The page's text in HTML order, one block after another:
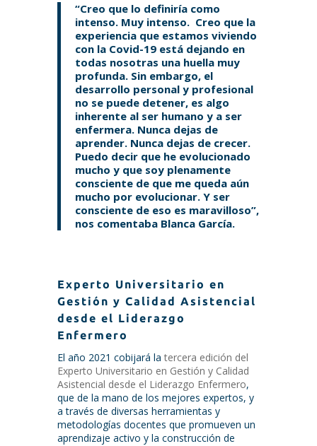
“Creo que lo definiría como
intenso. Muy intenso. Creo que la
experiencia que estamos viviendo
con la Covid-19 está dejando en
todas nosotras una huella muy
profunda. Sin embargo, el
desarrollo personal y profesional
no se puede detener, es algo
inherente al ser humano y a ser
enfermera. Nunca dejas de
aprender. Nunca dejas de crecer.
Puedo decir que he evolucionado
mucho y que soy plenamente
consciente de que me queda aún
mucho por evolucionar. Y ser
consciente de eso es maravilloso”,
nos comentaba Blanca García.
Experto Universitario en
Gestión y Calidad Asistencial
desde el Liderazgo
Enfermero
El año 2021 cobijará la tercera edición del
Experto Universitario en Gestión y Calidad
Asistencial desde el Liderazgo Enfermero,
que de la mano de los mejores expertos, y
a través de diversas herramientas y
metodologías docentes que promueven un
aprendizaje activo y la construcción de